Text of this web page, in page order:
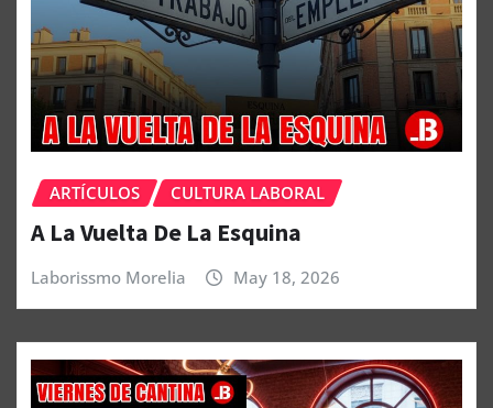
ARTÍCULOS CULTURA LABORAL
A La Vuelta De La Esquina
Laborissmo Morelia May 18, 2026